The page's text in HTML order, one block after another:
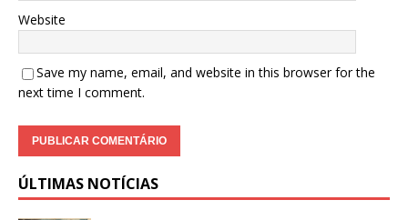
Website
Save my name, email, and website in this browser for the
next time I comment.
ÚLTIMAS NOTÍCIAS